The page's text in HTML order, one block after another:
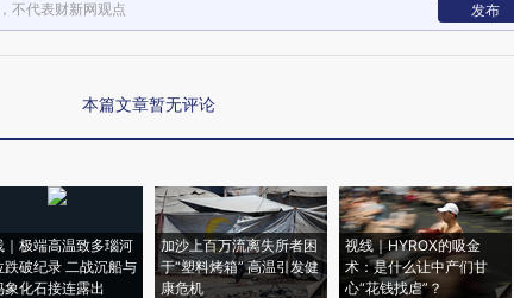
不代表财新网观点 发布
本篇文章暂无评论
｜极端高温致多瑙河
跌破纪录 二战沉船与
象化石接连露出
加沙上百万流离失所者困
于“塑料烤箱” 高温引发健
康危机
视线｜HYROX的吸金
术：是什么让中产们甘
心“花钱找虐”？